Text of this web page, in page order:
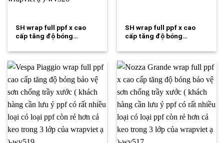
SH wrap full ppf x cao
cấp tăng độ bóng…
SH wrap full ppf x cao
cấp tăng độ bóng…